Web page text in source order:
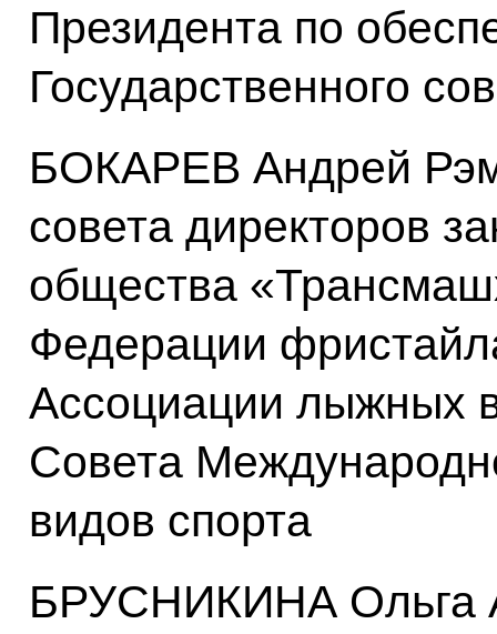
Президента по
Государственного
БОКАРЕВ Андрей
совета директоров
общества
Федерации
Ассоциации лыжных
Совета
видов спорта
БРУСНИКИНА Ольга